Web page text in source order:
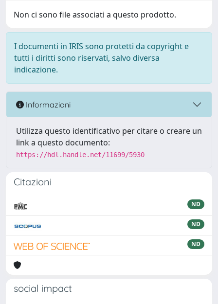
Non ci sono file associati a questo prodotto.
I documenti in IRIS sono protetti da copyright e
tutti i diritti sono riservati, salvo diversa
indicazione.
Informazioni
Utilizza questo identificativo per citare o creare un
link a questo documento:
https://hdl.handle.net/11699/5930
Citazioni
ND
ND
ND
social impact